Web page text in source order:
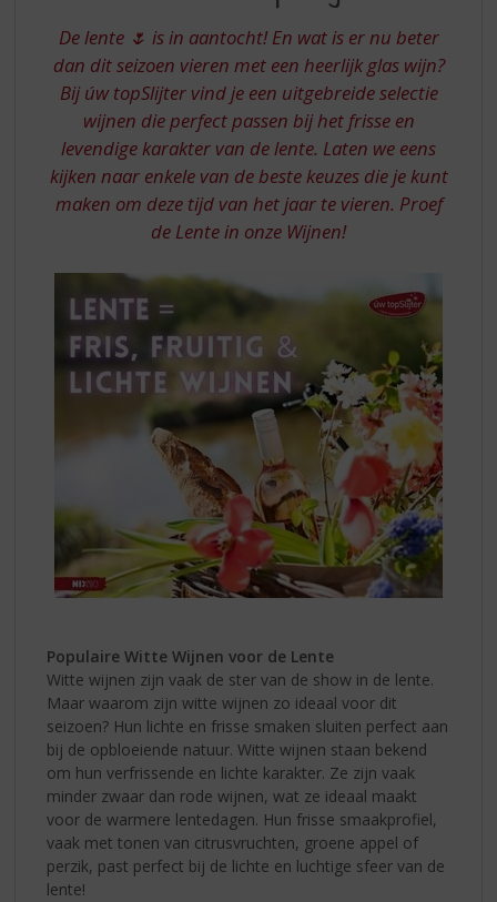
UW
TOPSLIJTER
De lente 🌷 is in aantocht! En wat is er nu beter
dan dit seizoen vieren met een heerlijk glas wijn?
Bij úw topSlijter vind je een uitgebreide selectie
wijnen die perfect passen bij het frisse en
levendige karakter van de lente. Laten we eens
kijken naar enkele van de beste keuzes die je kunt
maken om deze tijd van het jaar te vieren. Proef
de Lente in onze Wijnen!
Populaire Witte Wijnen voor de Lente
Witte wijnen zijn vaak de ster van de show in de lente.
Maar waarom zijn witte wijnen zo ideaal voor dit
seizoen? Hun lichte en frisse smaken sluiten perfect aan
bij de opbloeiende natuur. Witte wijnen staan bekend
om hun verfrissende en lichte karakter. Ze zijn vaak
minder zwaar dan rode wijnen, wat ze ideaal maakt
voor de warmere lentedagen. Hun frisse smaakprofiel,
vaak met tonen van citrusvruchten, groene appel of
perzik, past perfect bij de lichte en luchtige sfeer van de
lente!